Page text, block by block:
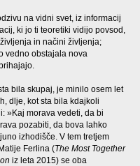
na vidni svet, iz informacij
ki jo ti teoretiki vidijo povsod,
in načini življenja;
vedno obstajala nova
bila skupaj, je minilo osem let
dlje, kot sta bila kdajkoli
»Kaj morava vedeti, da bi
pozabiti, da bova lahko
izhodišče. V tem tretjem
Ferlina (The Most Together
iz leta 2015) se oba